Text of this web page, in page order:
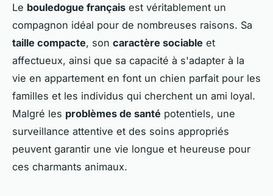
Le bouledogue français est véritablement un
compagnon idéal pour de nombreuses raisons. Sa
taille compacte, son caractère sociable et
affectueux, ainsi que sa capacité à s'adapter à la
vie en appartement en font un chien parfait pour les
familles et les individus qui cherchent un ami loyal.
Malgré les problèmes de santé potentiels, une
surveillance attentive et des soins appropriés
peuvent garantir une vie longue et heureuse pour
ces charmants animaux.